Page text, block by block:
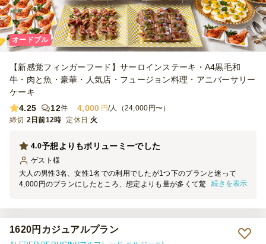
オードブル
【新感覚フィンガーフード】サーロインステーキ・A4黒毛和
牛・肉と魚・豪華・人気店・フュージョン料理・アニバーサリー
ケーキ
4.25
12件 4,000 円/人（24,000円〜）
締切 2日前12時 定休日 火
予想よりもボリューミーでした
4.0
ゲスト 様
大人の男性3名、女性1名での利用でしたが1つ下のプランと迷って
4,000円のプランにしたところ、想定よりも量が多くて驚きました。
い紙の案内1枚あると嬉しかったです。
続きを表示
1620円カジュアルプラン